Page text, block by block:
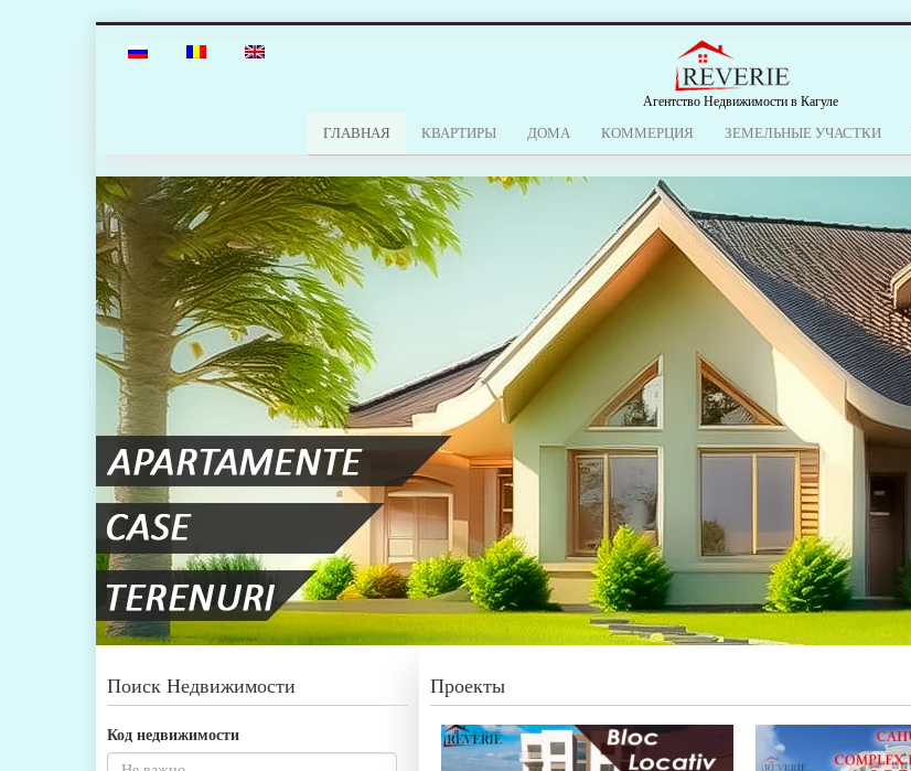
Агентство Недвижимости в Кагуле
ГЛАВНАЯ КВАРТИРЫ ДОМА КОММЕРЦИЯ ЗЕМЕЛЬНЫЕ УЧАСТКИ
Поиск Недвижимости
Код недвижимости
Проекты